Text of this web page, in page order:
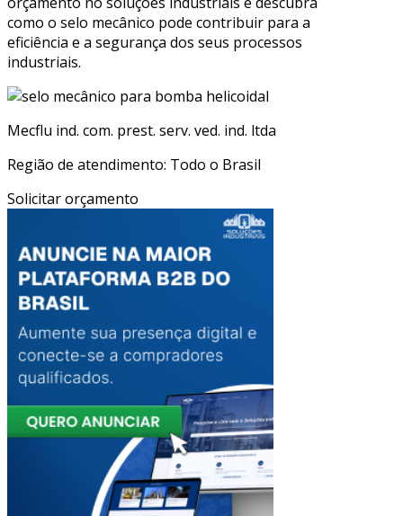
como o selo mecânico pode contribuir para a
eficiência e a segurança dos seus processos
industriais.
Mecflu ind. com. prest. serv. ved. ind. ltda
Região de atendimento: Todo o Brasil
Solicitar orçamento